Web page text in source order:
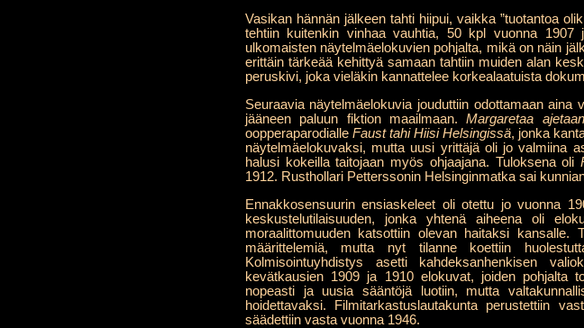
Vasikan hännän jälkeen tahti hiipui, vaikka ”tuotantoa
tehtiin kuitenkin vinhaa vauhtia, 50 kpl vuonna
ulkomaisten näytelmäelokuvien pohjalta, mikä on näin
erittäin tärkeää kehittyä samaan tahtiin muiden alan
peruskivi, joka vieläkin kannattelee korkealaatuista
Seuraavia näytelmäelokuvia jouduttiin odottamaan aina
jääneen paluun fiktion maailmaan.Margaretaa
oopperaparodialle Faust tahi Hiisi Helsingissä, jonka
näytelmäelokuvaksi, mutta uusi yrittäjä oli jo valmiina
halusi kokeilla taitojaan myös ohjaajana. Tuloksena oli
1912. Rusthollari Petterssonin Helsinginmatka sai
Ennakkosensuurin ensiaskeleet oli otettu jo vuonna
keskustelutilaisuuden, jonka yhtenä aiheena oli
moraalittomuuden katsottiin olevan haitaksi kansalle.
määrittelemiä, mutta nyt tilanne koettiin
Kolmisointuyhdistys asetti kahdeksanhenkisen
kevätkausien 1909 ja 1910 elokuvat, joiden pohjalta
nopeasti ja uusia sääntöjä luotiin, mutta
hoidettavaksi. Filmitarkastuslautakunta perustettiin
säädettiin vasta vuonna 1946.